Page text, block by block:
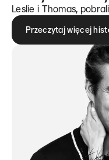
Leslie i Thomas,
Przeczytaj więcej